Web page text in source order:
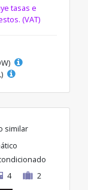
tasas e
(VAT)
similar
4 2